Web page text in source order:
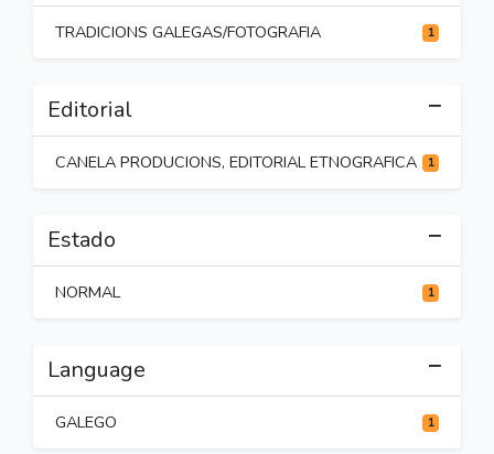
TRADICIONS GALEGAS/FOTOGRAFIA 1
Editorial
CANELA PRODUCIONS, EDITORIAL ETNOGRAFICA 1
Estado
NORMAL 1
Language
GALEGO 1